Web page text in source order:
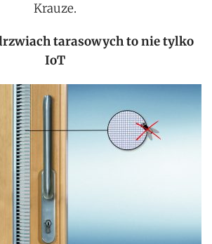
Krauze.
tarasowych to nie tylko
IoT